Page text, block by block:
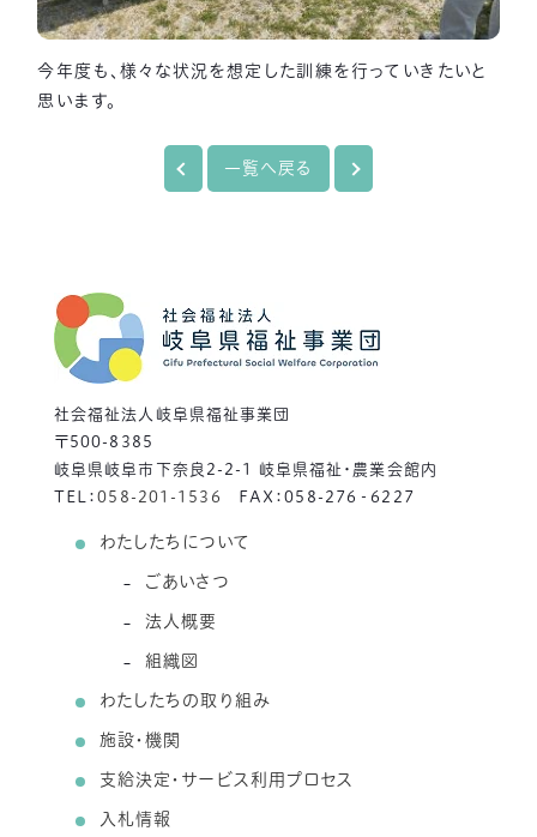
今年度も、様々な状況を想定した訓練を行っていきたいと
思います。
一覧へ戻る
社会福祉法人岐阜県福祉事業団
〒500-8385
岐阜県岐阜市下奈良2-2-1 岐阜県福祉・農業会館内
TEL：058-201-1536 FAX：058-276‐6227
わたしたちについて
ごあいさつ
法人概要
組織図
わたしたちの取り組み
施設・機関
支給決定・サービス利用プロセス
入札情報